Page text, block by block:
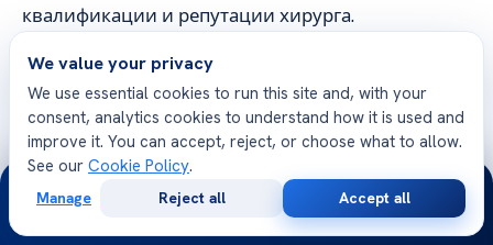
квалификации и репутации хирурга.
Сколько зарабатывают пластические
хирурги в России
Как выбрать пластического
We value your privacy
We use essential cookies to run this site and, with your
consent, analytics cookies to understand how it is used and
improve it. You can accept, reject, or choose what to allow.
See our Cookie Policy.
Manage Reject all Accept all
24/7
Consultation
Opinion